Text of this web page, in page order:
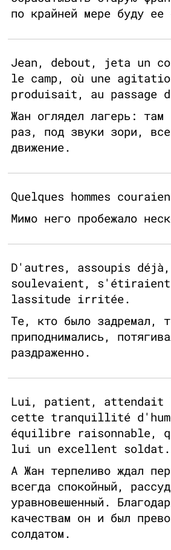
по крайней мере буду ее
Jean, debout, jeta un
le camp, où une
produisait, au
Жан оглядел лагерь: там
раз, под звуки зори,
движение.
Quelques hommes
Мимо него пробежало
D'autres, assoupis
soulevaient,
lassitude irritée.
Те, кто было задремал,
приподнимались,
раздраженно.
Lui, patient, attendait
cette tranquillité
équilibre raisonnable,
lui un excellent soldat.
А Жан терпеливо ждал
всегда спокойный,
уравновешенный.
качествам он и был
солдатом.